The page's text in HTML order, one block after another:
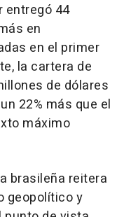
entregó 44
en
en el primer
la cartera de
de dólares
22% más que el
máximo
brasileña reitera
geopolítico y